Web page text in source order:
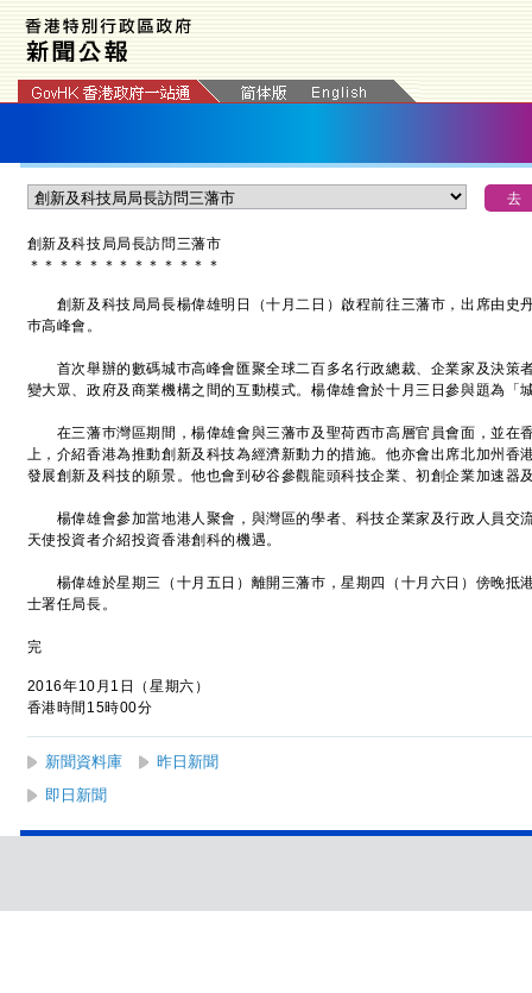
創新及科技局局長訪問三藩市
＊ ＊ ＊ ＊ ＊ ＊ ＊ ＊ ＊ ＊ ＊ ＊ ＊
創新及科技局局長楊偉雄明日（十月二日）啟程前往三藩市，出席由史
巿高峰會。
首次舉辦的數碼城巿高峰會匯聚全球二百多名行政總裁、企業家及決策
變大眾、政府及商業機構之間的互動模式。楊偉雄會於十月三日參與題為「
在三藩巿灣區期間，楊偉雄會與三藩巿及聖荷西市高層官員會面，並在
上，介紹香港為推動創新及科技為經濟新動力的措施。他亦會出席北加州香
發展創新及科技的願景。他也會到矽谷參觀龍頭科技企業、初創企業加速器
楊偉雄會參加當地港人聚會，與灣區的學者、科技企業家及行政人員交
天使投資者介紹投資香港創科的機遇。
楊偉雄於星期三（十月五日）離開三藩巿，星期四（十月六日）傍晚抵
士署任局長。
完
2016年10月1日（星期六）
香港時間15時00分
新聞資料庫
昨日新聞
即日新聞